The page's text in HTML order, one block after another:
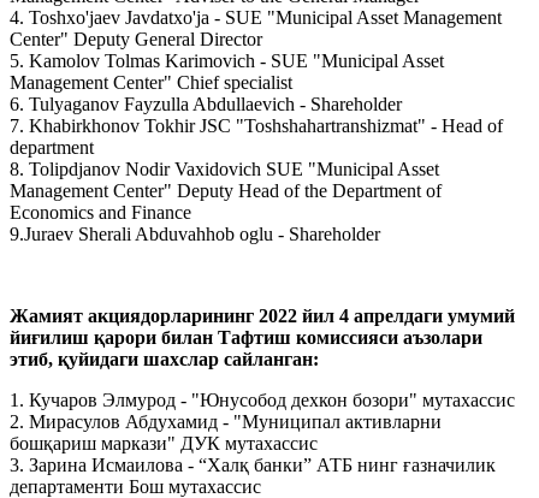
4. Toshxo'jaev Javdatxo'ja - SUE "Municipal Asset Management
Center" Deputy General Director
5. Kamolov Tolmas Karimovich - SUE "Municipal Asset
Management Center" Chief specialist
6. Tulyaganov Fayzulla Abdullaevich - Shareholder
7. Khabirkhonov Tokhir JSC "Toshshahartranshizmat" - Head of
department
8. Tolipdjanov Nodir Vaxidovich SUE "Municipal Asset
Management Center" Deputy Head of the Department of
Economics and Finance
9.Juraev Sherali Abduvahhob oglu - Shareholder
Жамият акциядорларининг 2022 йил 4 апрелдаги умумий
йиғилиш қарори билан Тафтиш комиссияси аъзолари
этиб, қуйидаги шахслар сайланган:
1. Кучаров Элмурод - "Юнусобод дехкон бозори" мутахассис
2. Мирасулов Абдухамид - "Муниципал активларни
бошқариш маркази" ДУК мутахассис
3. Зарина Исмаилова - “Халқ банки” АТБ нинг ғазначилик
департаменти Бош мутахассис